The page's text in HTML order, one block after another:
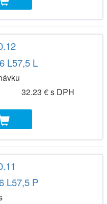
L57,5 L
32.23 € s DPH
L57,5 P